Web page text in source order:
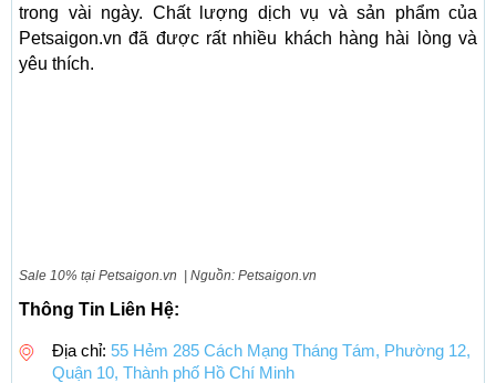
trong vài ngày. Chất lượng dịch vụ và sản phẩm của
Petsaigon.vn đã được rất nhiều khách hàng hài lòng và
yêu thích.
Sale 10% tại Petsaigon.vn | Nguồn: Petsaigon.vn
Thông Tin Liên Hệ:
Địa chỉ: 55 Hẻm 285 Cách Mạng Tháng Tám, Phường 12,
Quận 10, Thành phố Hồ Chí Minh